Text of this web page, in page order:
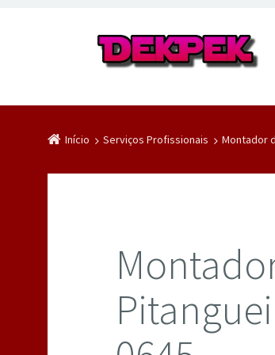
Início Serviços Profissionais Montador